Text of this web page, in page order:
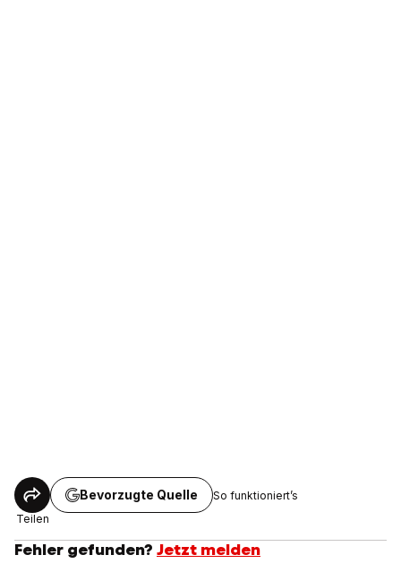
Teilen
Bevorzugte Quelle So funktioniert’s
Fehler gefunden? Jetzt melden